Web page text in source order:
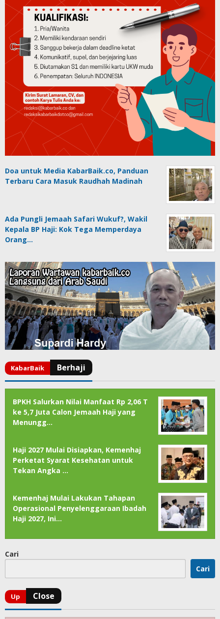
Doa untuk Media KabarBaik.co, Panduan
Terbaru Cara Masuk Raudhah Madinah
Ada Pungli Jemaah Safari Wukuf?, Wakil
Kepala BP Haji: Kok Tega Memperdaya
Orang…
BPKH Salurkan Nilai Manfaat Rp 2,06 T
ke 5,7 Juta Calon Jemaah Haji yang
Menungg…
Haji 2027 Mulai Disiapkan, Kemenhaj
Perketat Syarat Kesehatan untuk
Tekan Angka …
Kemenhaj Mulai Lakukan Tahapan
Operasional Penyelenggaraan Ibadah
Haji 2027, Ini…
Cari
Cari